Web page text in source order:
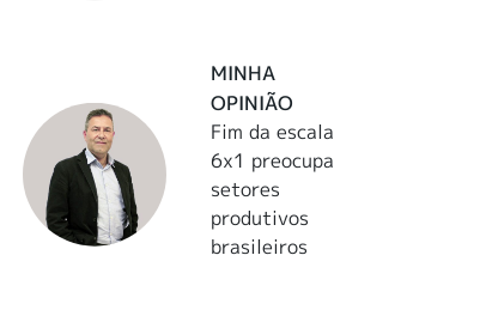
MINHA
OPINIÃO
Fim da escala
6x1 preocupa
setores
produtivos
brasileiros